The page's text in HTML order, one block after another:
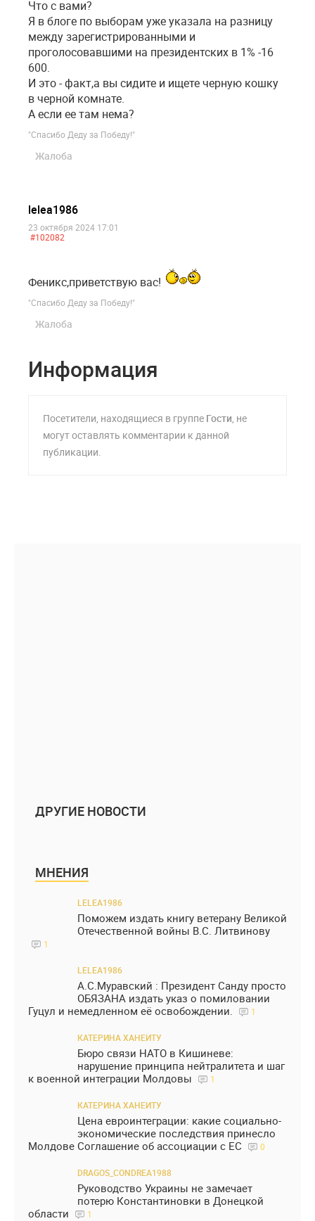
Что с вами?
Я в блоге по выборам уже указала на разницу
между зарегистрированными и
проголосовавшими на президентских в 1% -16
600.
И это - факт,а вы сидите и ищете черную кошку
в черной комнате.
А если ее там нема?
"Спасибо Деду за Победу!"
Жалоба
lelea1986
23 октября 2024 17:01
#102082
Феникс,приветствую вас!
"Спасибо Деду за Победу!"
Жалоба
Информация
Посетители, находящиеся в группе Гости, не
могут оставлять комментарии к данной
публикации.
ДРУГИЕ НОВОСТИ
МНЕНИЯ
LELEA1986
Поможем издать книгу ветерану Великой
Отечественной войны В.С. Литвинову
1
LELEA1986
А.С.Муравский : Президент Санду просто
ОБЯЗАНА издать указ о помиловании
Гуцул и немедленном её освобождении.
1
КАТЕРИНА ХАНЕИТУ
Бюро связи НАТО в Кишиневе:
нарушение принципа нейтралитета и шаг
к военной интеграции Молдовы
1
КАТЕРИНА ХАНЕИТУ
Цена евроинтеграции: какие социально-
экономические последствия принесло
Молдове Соглашение об ассоциации с ЕС
0
DRAGOS_CONDREA1988
Руководство Украины не замечает
потерю Константиновки в Донецкой
области
1